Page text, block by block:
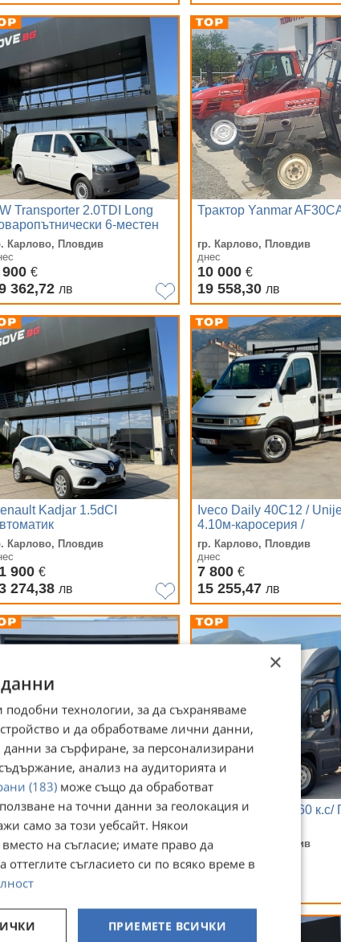
Transporter 2.0TDI Long
6-местен
Карлово, Пловдив
€
362,72 лв
Трактор Yanmar
гр. Карлово, Пловдив
днес
10 000 €
19 558,30 лв
Kadjar 1.5dCI
Карлово, Пловдив
900 €
274,38 лв
Iveco Daily 40C12 /
4.10м-каросерия /
гр. Карлово, Пловдив
днес
7 800 €
15 255,47 лв
Benz S 500 4-
3xTV/N-
Карлово, Пловдив
500€
917,84
Fiat Ducato 3.0/ 160
гр. Карлово, Пловдив
7 900€
×
технологии, за да съхраняваме
и да обработваме лични данни,
за сърфиране, за персонализирани
анализ на аудиторията и
(183) може също да обработват
на точни данни за геолокация и
само за този уебсайт. Някои
на съгласие; имате право да
оттеглите съгласието си по всяко време в
ПРИЕМЕТЕ ВСИЧКИ